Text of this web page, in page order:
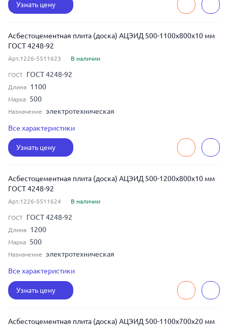
Узнать цену
Асбестоцементная плита (доска) АЦЭИД 500-1100x800x10 мм
ГОСТ 4248-92
Арт.1226-5511623 В наличии
ГОСТ ГОСТ 4248-92
Длина 1100
Марка 500
Назначение электротехническая
Все характеристики
Узнать цену
Асбестоцементная плита (доска) АЦЭИД 500-1200x800x10 мм
ГОСТ 4248-92
Арт.1226-5511624 В наличии
ГОСТ ГОСТ 4248-92
Длина 1200
Марка 500
Назначение электротехническая
Все характеристики
Узнать цену
Асбестоцементная плита (доска) АЦЭИД 500-1100x700x20 мм